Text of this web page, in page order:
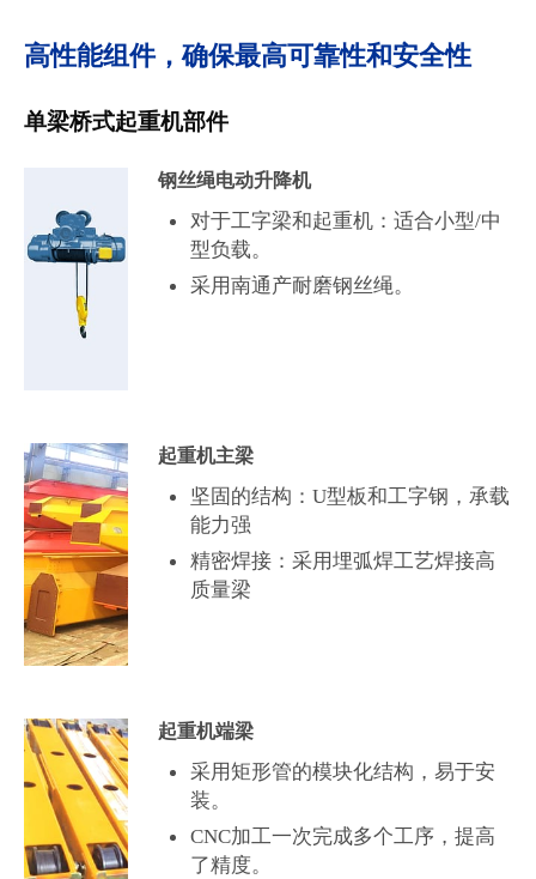
高性能组件，确保最高可靠性和安全性
单梁桥式起重机部件
钢丝绳电动升降机
对于工字梁和起重机：适合小型/中
型负载。
采用南通产耐磨钢丝绳。
起重机主梁
坚固的结构：U型板和工字钢，承载
能力强
精密焊接：采用埋弧焊工艺焊接高
质量梁
起重机端梁
采用矩形管的模块化结构，易于安
装。
CNC加工一次完成多个工序，提高
了精度。